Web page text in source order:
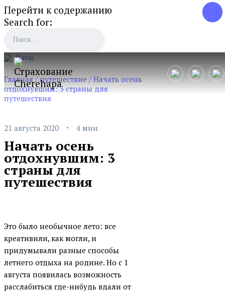
Перейти к содержанию
Search for:
Назад
Главная/путешествие/Начать осень
отдохнувшим: 3 страны для
путешествия
21 августа 2020 · 4 мин
Начать осень
отдохнувшим: 3
страны для
путешествия
Это было необычное лето: все
креативили, как могли, и
придумывали разные способы
летнего отдыха на родине. Но с 1
августа появилась возможность
расслабиться где-нибудь вдали от